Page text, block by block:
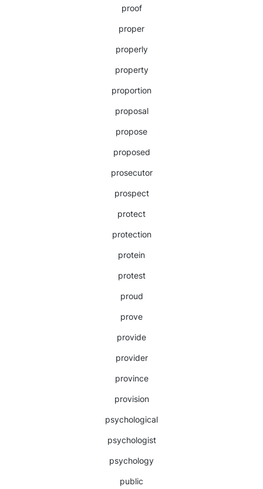
proof
proper
properly
property
proportion
proposal
propose
proposed
prosecutor
prospect
protect
protection
protein
protest
proud
prove
provide
provider
province
provision
psychological
psychologist
psychology
public